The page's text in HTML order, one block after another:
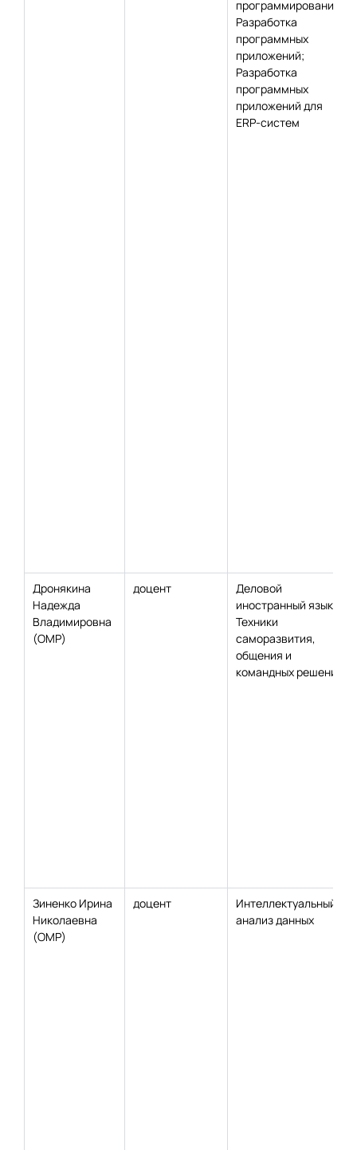
программирования;
Разработка
программных
приложений;
Разработка
программных
приложений для
ERP-систем
Дронякина
Надежда
Владимировна
(ОМР)
доцент
Деловой
иностранный язык;
Техники
саморазвития,
общения и
командных решений
Зиненко Ирина
Николаевна
(ОМР)
доцент
Интеллектуальный
анализ данных